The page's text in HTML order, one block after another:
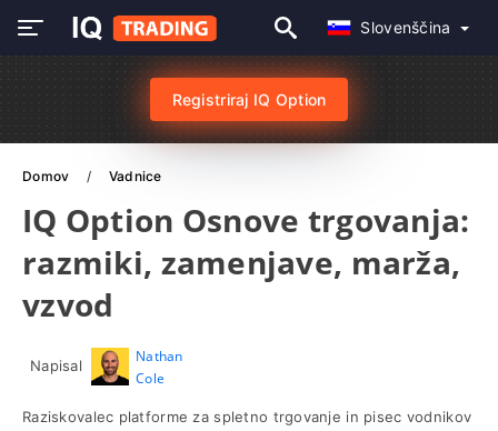
Slovenščina
Registriraj IQ Option
Domov Vadnice
IQ Option Osnove trgovanja:
razmiki, zamenjave, marža,
vzvod
Napisal
Nathan
Cole
Raziskovalec platforme za spletno trgovanje in pisec vodnikov